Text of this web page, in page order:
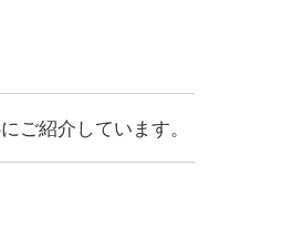
ご紹介しています。